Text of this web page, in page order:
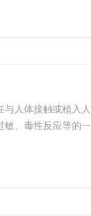
测-CMA/CNAS资
与人体接触或植入人
敏、毒性反应等的一